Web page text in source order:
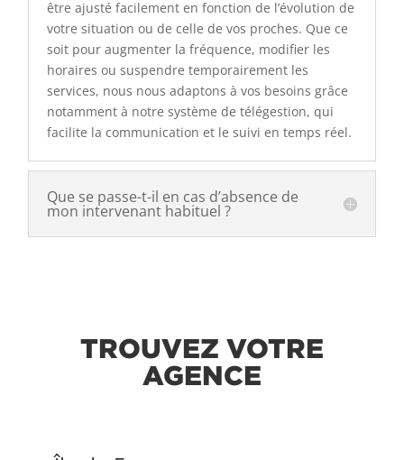
être ajusté facilement en fonction de l’évolution de
votre situation ou de celle de vos proches. Que ce
soit pour augmenter la fréquence, modifier les
horaires ou suspendre temporairement les
services, nous nous adaptons à vos besoins grâce
notamment à notre système de télégestion, qui
facilite la communication et le suivi en temps réel.
Que se passe-t-il en cas d’absence de
mon intervenant habituel ?
TROUVEZ VOTRE
AGENCE